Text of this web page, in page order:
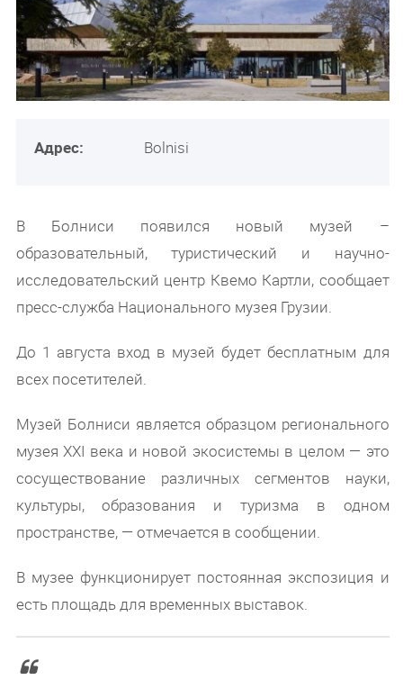
Адрес: Bolnisi
В Болниси появился новый музей –
образовательный, туристический и научно-
исследовательский центр Квемо Картли, сообщает
пресс-служба Национального музея Грузии.
До 1 августа вход в музей будет бесплатным для
всех посетителей.
Музей Болниси является образцом регионального
музея XXI века и новой экосистемы в целом — это
сосуществование различных сегментов науки,
культуры, образования и туризма в одном
пространстве, — отмечается в сообщении.
В музее функционирует постоянная экспозиция и
есть площадь для временных выставок.